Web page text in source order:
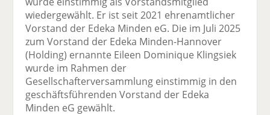
wiedergewählt. Er ist seit 2021 ehrenamtlicher
Vorstand der Edeka Minden eG. Die im Juli 2025
zum Vorstand der Edeka Minden-Hannover
(Holding) ernannte Eileen Dominique Klingsiek
wurde im Rahmen der
Gesellschafterversammlung einstimmig in den
geschäftsführenden Vorstand der Edeka
Minden eG gewählt.